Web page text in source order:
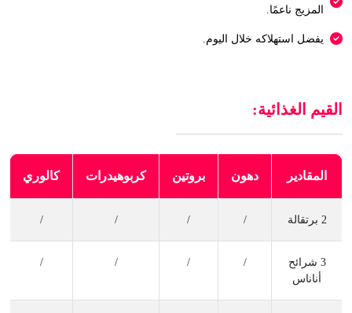
المزيج ناعمًا.
يفضل استهلاكه خلال اليوم.
القيم الغذائية:
المقادير دهون بروتين كربوهيدرات كالوري
2 برتقالة /
/
/
/
3 شرائح
أناناس
/
/
/
/